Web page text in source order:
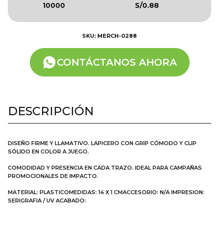
10000
S/0.88
SKU: MERCH-0288
CONTÁCTANOS AHORA
DESCRIPCIÓN
DISEÑO FIRME Y LLAMATIVO. LAPICERO CON GRIP CÓMODO Y CLIP
SÓLIDO EN COLOR A JUEGO.
COMODIDAD Y PRESENCIA EN CADA TRAZO. IDEAL PARA CAMPAÑAS
PROMOCIONALES DE IMPACTO.
MATERIAL: PLASTICOMEDIDAS: 14 X 1 CMACCESORIO: N/A IMPRESION:
SERIGRAFIA / UV ACABADO: